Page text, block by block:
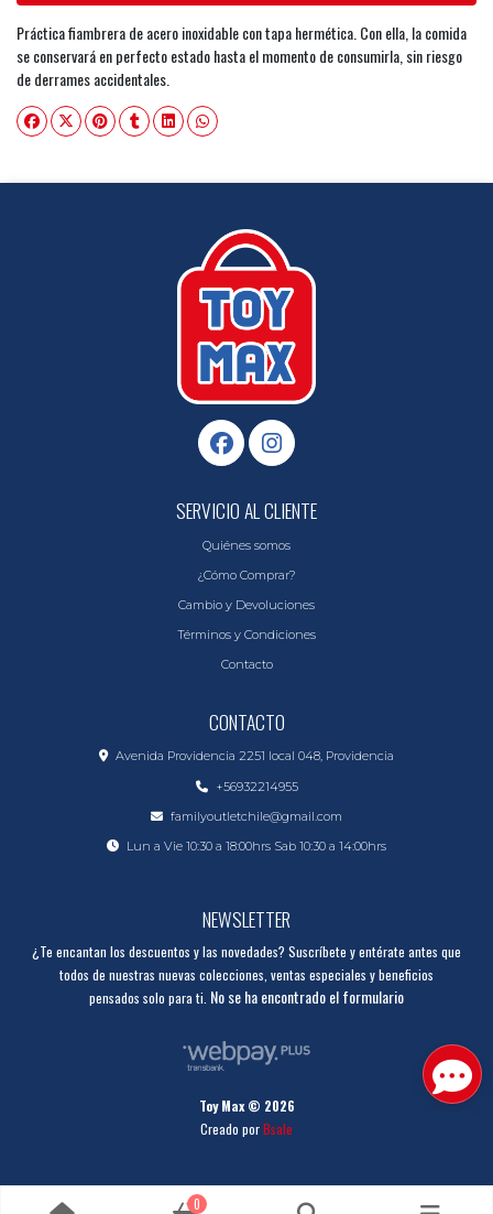
Práctica fiambrera de acero inoxidable con tapa hermética. Con ella, la comida
se conservará en perfecto estado hasta el momento de consumirla, sin riesgo
de derrames accidentales.
SERVICIO AL CLIENTE
Quiénes somos
¿Cómo Comprar?
Cambio y Devoluciones
Términos y Condiciones
Contacto
CONTACTO
Avenida Providencia 2251 local 048, Providencia
+56932214955
familyoutletchile@gmail.com
Lun a Vie 10:30 a 18:00hrs Sab 10:30 a 14:00hrs
NEWSLETTER
¿Te encantan los descuentos y las novedades? Suscríbete y entérate antes que
todos de nuestras nuevas colecciones, ventas especiales y beneficios
pensados solo para ti. No se ha encontrado el formulario
Toy Max © 2026
Creado porBsale
0